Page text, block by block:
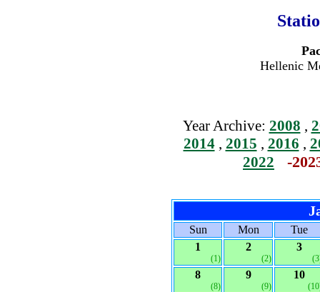
Hellenic
Year Archive: 2008 ,
2014, 2015 , 2016 ,
2022 -
Sun Mon
Tue
1
(1)
2
(2)
3
8
(8)
9
(9)
10